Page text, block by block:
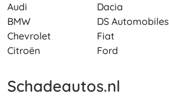
Audi
BMW
Chevrolet
Citroën
Dacia
DS Automobiles
Fiat
Ford
Schadeautos.nl